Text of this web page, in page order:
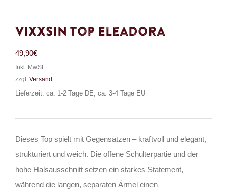
Vixxsin Top Eleadora
49,90€
Inkl. MwSt.
zzgl. Versand
Lieferzeit: ca. 1-2 Tage DE, ca. 3-4 Tage EU
Dieses Top spielt mit Gegensätzen – kraftvoll und elegant,
strukturiert und weich. Die offene Schulterpartie und der
hohe Halsausschnitt setzen ein starkes Statement,
während die langen, separaten Ärmel einen